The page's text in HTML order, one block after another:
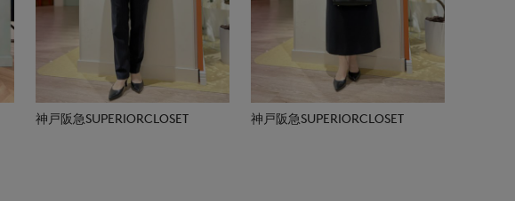
神戸阪急SUPERIORCLOSET 神戸阪急SUPERIORCLOSET